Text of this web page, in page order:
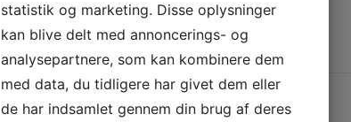
Telefon:
29638527
statistik og marketing. Disse oplysninger
kan blive delt med annoncerings- og
analysepartnere, som kan kombinere dem
med data, du tidligere har givet dem eller
de har indsamlet gennem din brug af deres